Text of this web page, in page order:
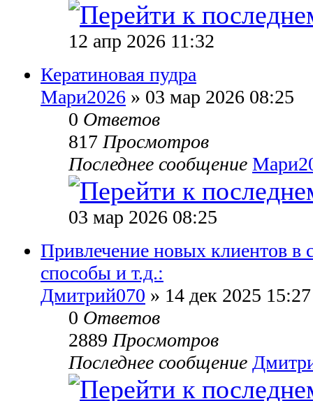
12 апр 2026 11:32
Кератиновая пудра
Мари2026 » 03 мар 2026 08:25
0 Ответов
817Просмотров
Последнее сообщение
03 мар 2026 08:25
Привлечение новых клиентов в
способы и т.д.:
Дмитрий070 » 14 дек 2025 15:27
0 Ответов
2889Просмотров
Последнее сообщение